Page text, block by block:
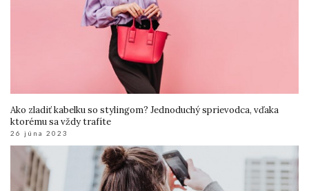
Ako zladiť kabelku so stylingom? Jednoduchý sprievodca, vďaka
ktorému sa vždy trafíte
26 júna 2023